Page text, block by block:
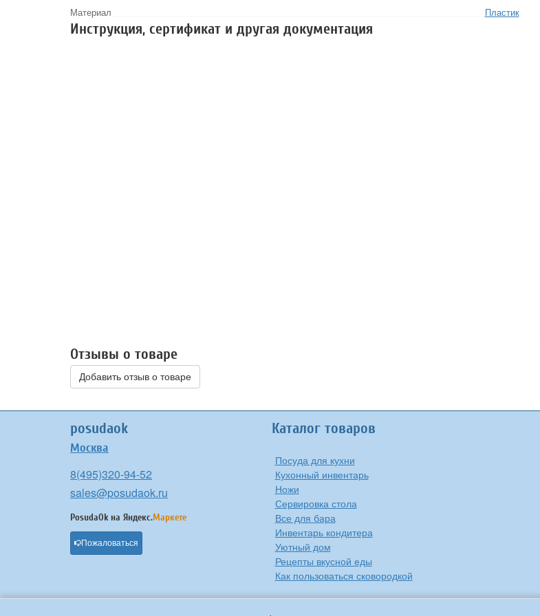
Материал Пластик
Инструкция, сертификат и другая документация
Отзывы о товаре
Добавить отзыв о товаре
posudaok
Москва
8(495)320-94-52
sales@posudaok.ru
PosudaOk на Яндекс.Маркете
Пожаловаться
Каталог товаров
Посуда для кухни
Кухонный инвентарь
Ножи
Сервировка стола
Все для бара
Инвентарь кондитера
Уютный дом
Рецепты вкусной еды
Как пользоваться сковородкой